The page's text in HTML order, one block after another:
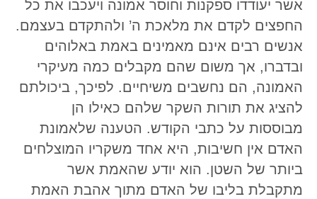
אשר יעודדו ספקנות וחוסר אמונה ויעכבו את כל
החפצים לקדם את מלאכת ה’ ולהתקדם בעצמם.
אנשים רבים אינם מאמינים באמת באלוהים
ובדברו, אך משום שהם מקבלים כמה מעיקרי
האמונה, הם נחשבים משיחיים. לפיכך, ביכולתם
להציג את תורות השקר שלהם כאילו הן
מבוססות על כתבי הקודש. הטענה שלאמונת
האדם אין חשיבות, היא אחד משקריו המוצלחים
ביותר של השטן. הוא יודע שהאמת אשר
מתקבלת בליבו של האדם מתוך אהבת האמת